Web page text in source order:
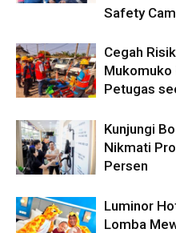
Safety
Cegah
Mukomuko
Petugas
Kunjungi
Nikmati
Persen
Luminor
Lomba